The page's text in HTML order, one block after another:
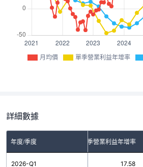
月均價 單季營業利益年增率
詳細數據
年度/季度 單季營業利益年增率
2026-Q1 17.58